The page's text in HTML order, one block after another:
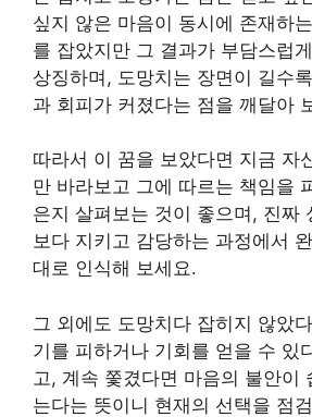
싶지 않은 마음이 동시에 존재하
를 잡았지만 그 결과가 부담스럽
상징하며, 도망치는 장면이 길수
과 회피가 커졌다는 점을 깨달아
따라서 이 꿈을 보았다면 지금 자
만 바라보고 그에 따르는 책임을
은지 살펴보는 것이 좋으며, 진짜
보다 지키고 감당하는 과정에서
대로 인식해 보세요.
그 외에도 도망치다 잡히지 않았
기를 피하거나 기회를 얻을 수 있
고, 계속 쫓겼다면 마음의 불안이
는다는 뜻이니 현재의 선택을 점